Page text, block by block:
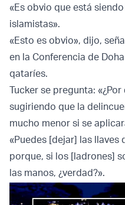
«Es obvio que está
islamistas».
«Esto es obvio», dijo,
en la Conferencia de
qataríes.
Tucker se pregunta:
sugiriendo que la
mucho menor si se
«Puedes [dejar] las
porque, si los [ladrones]
las manos, ¿verdad?».